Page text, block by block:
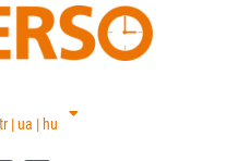
| ua | hu